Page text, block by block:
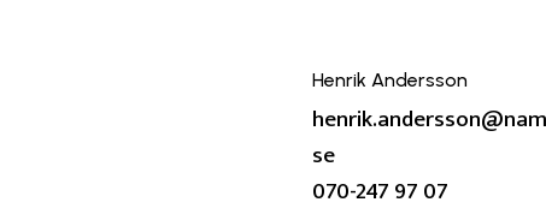
Henrik Andersson
se
070-247 97 07